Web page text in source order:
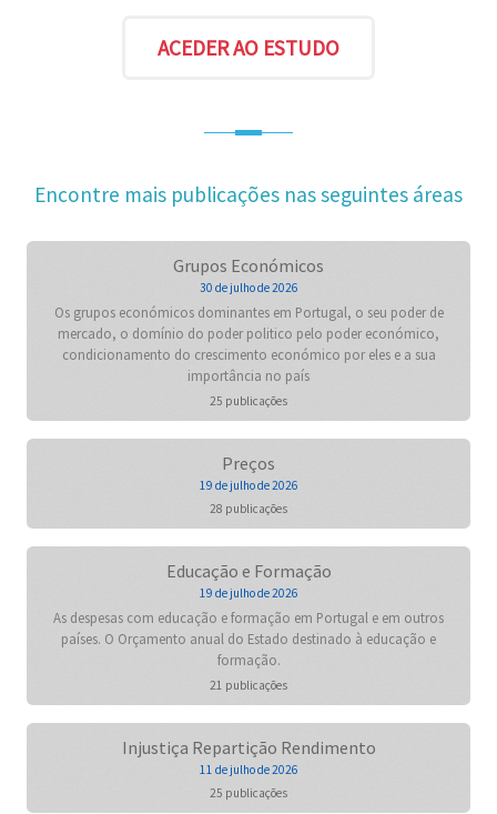
Encontre mais publicações nas seguintes áreas
Grupos Económicos
30 de julho de 2026
Os grupos económicos dominantes em Portugal, o seu poder de
mercado, o domínio do poder politico pelo poder económico,
condicionamento do crescimento económico por eles e a sua
importância no país
25 publicações
Preços
19 de julho de 2026
28 publicações
Educação e Formação
19 de julho de 2026
As despesas com educação e formação em Portugal e em outros
países. O Orçamento anual do Estado destinado à educação e
formação.
21 publicações
Injustiça Repartição Rendimento
11 de julho de 2026
25 publicações